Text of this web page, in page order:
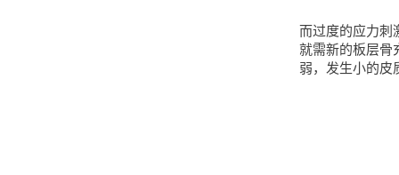
而过度的应力刺
就需新的板层骨
弱，发生小的皮